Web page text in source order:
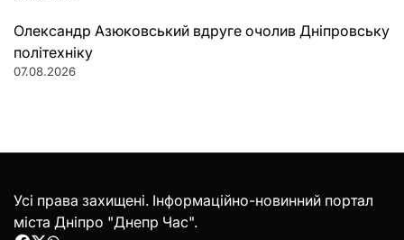
Олександр Азюковський вдруге очолив Дніпровську
політехніку
07.08.2026
Усі права захищені. Інформаційно-новинний портал
міста Дніпро "Днепр Час".